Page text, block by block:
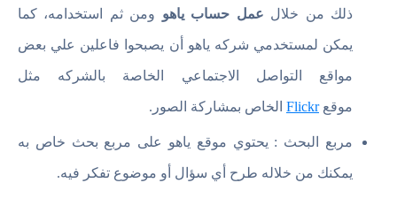
ذلك من خلال عمل حساب ياهو ومن ثم استخدامه، كما
يمكن لمستخدمي شركه ياهو أن يصبحوا فاعلين علي بعض
مواقع التواصل الاجتماعي الخاصة بالشركه مثل
موقعFlickr الخاص بمشاركة الصور.
مربع البحث : يحتوي موقع ياهو على مربع بحث خاص به
يمكنك من خلاله طرح أي سؤال أو موضوع تفكر فيه.